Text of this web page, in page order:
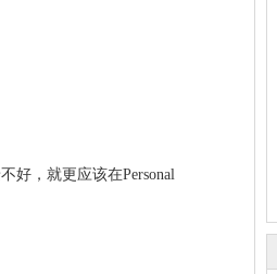
好，就更应该在Personal